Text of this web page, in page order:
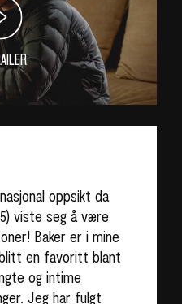
oppsikt da
viste seg å være
Baker er i mine
en favoritt blant
og intime
Jeg har fulgt